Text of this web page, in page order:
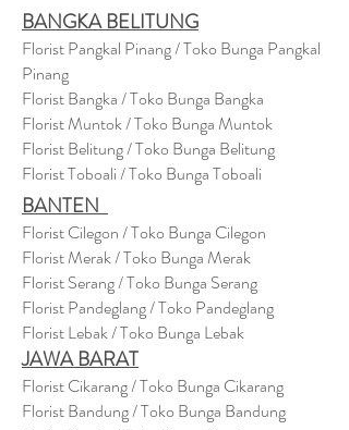
BANGKA BELITUNG
Florist Pangkal Pinang / Toko Bunga Pangkal
Pinang
Florist Bangka / Toko Bunga Bangka
Florist Muntok / Toko Bunga Muntok
Florist Belitung / Toko Bunga Belitung
Florist Toboali / Toko Bunga Toboali
BANTEN
Florist Cilegon / Toko Bunga Cilegon
Florist Merak / Toko Bunga Merak
Florist Serang / Toko Bunga Serang
Florist Pandeglang / Toko Pandeglang
Florist Lebak / Toko Bunga Lebak
JAWA BARAT
Florist Cikarang/ Toko Bunga Cikarang
Florist Bandung / Toko Bunga Bandung